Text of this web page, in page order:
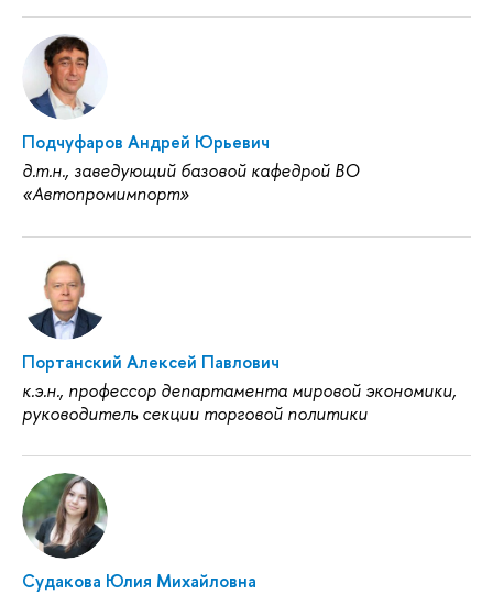
Подчуфаров Андрей Юрьевич
д.т.н., заведующий базовой кафедрой ВО
«Автопромимпорт»
Портанский Алексей Павлович
к.э.н., профессор департамента мировой экономики,
руководитель секции торговой политики
Судакова Юлия Михайловна